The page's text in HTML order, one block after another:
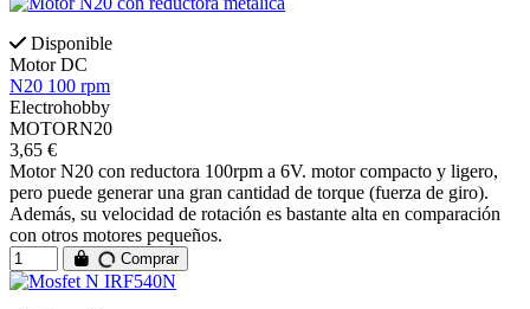
Disponible
Motor DC
N20 100 rpm
Electrohobby
MOTORN20
3,65 €
Motor N20 con reductora 100rpm a 6V. motor compacto y ligero,
pero puede generar una gran cantidad de torque (fuerza de giro).
Además, su velocidad de rotación es bastante alta en comparación
con otros motores pequeños.
Comprar